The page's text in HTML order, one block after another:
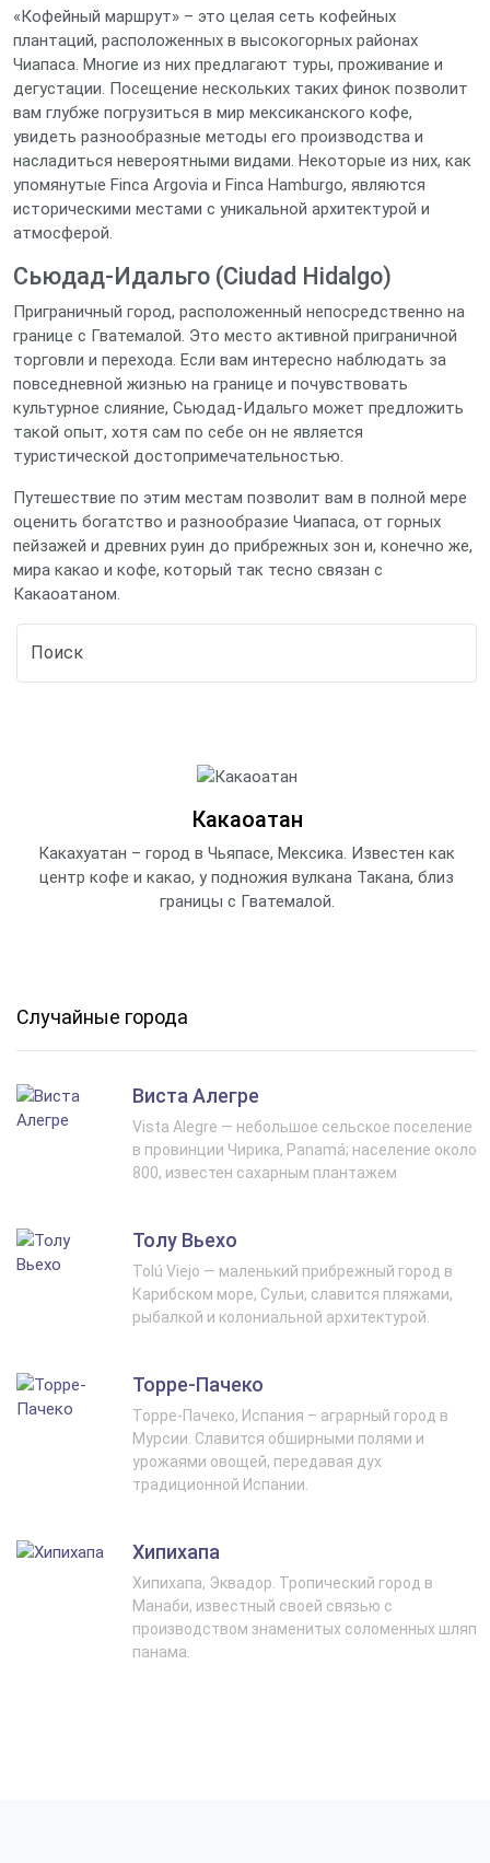
«Кофейный маршрут» – это целая сеть кофейных
плантаций, расположенных в высокогорных районах
Чиапаса. Многие из них предлагают туры, проживание и
дегустации. Посещение нескольких таких финок позволит
вам глубже погрузиться в мир мексиканского кофе,
увидеть разнообразные методы его производства и
насладиться невероятными видами. Некоторые из них, как
упомянутые Finca Argovia и Finca Hamburgo, являются
историческими местами с уникальной архитектурой и
атмосферой.
Сьюдад-Идальго (Ciudad Hidalgo)
Приграничный город, расположенный непосредственно на
границе с Гватемалой. Это место активной приграничной
торговли и перехода. Если вам интересно наблюдать за
повседневной жизнью на границе и почувствовать
культурное слияние, Сьюдад-Идальго может предложить
такой опыт, хотя сам по себе он не является
туристической достопримечательностью.
Путешествие по этим местам позволит вам в полной мере
оценить богатство и разнообразие Чиапаса, от горных
пейзажей и древних руин до прибрежных зон и, конечно же,
мира какао и кофе, который так тесно связан с
Какаоатаном.
Какаоатан
Какахуатан – город в Чьяпасе, Мексика. Известен как
центр кофе и какао, у подножия вулкана Такана, близ
границы с Гватемалой.
Случайные города
Виста Алегре
Vista Alegre — небольшое сельское поселение
в провинции Чирика, Panamá; население около
800, известен сахарным плантажем
Толу Вьехо
Tolú Viejo — маленький прибрежный город в
Карибском море, Сульи, славится пляжами,
рыбалкой и колониальной архитектурой.
Торре-Пачеко
Торре-Пачеко, Испания – аграрный город в
Мурсии. Славится обширными полями и
урожаями овощей, передавая дух
традиционной Испании.
Хипихапа
Хипихапа, Эквадор. Тропический город в
Манаби, известный своей связью с
производством знаменитых соломенных шляп
панама.